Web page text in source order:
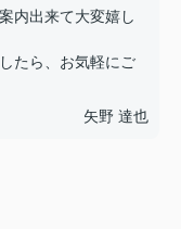
内出来て大変嬉し
たら、お気軽にご
矢野 達也